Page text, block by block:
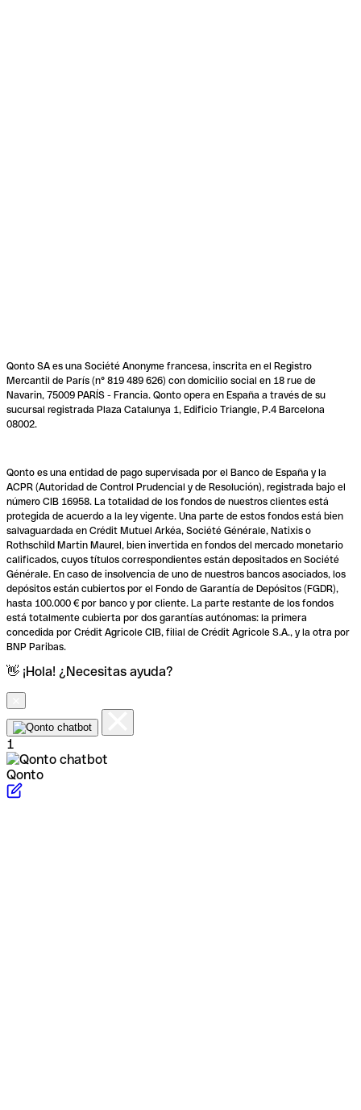
Qonto SA es una Société Anonyme francesa, inscrita en el Registro
Mercantil de París (n° 819 489 626) con domicilio social en 18 rue de
Navarin, 75009 PARÍS - Francia. Qonto opera en España a través de su
sucursal registrada Plaza Catalunya 1, Edificio Triangle, P.4 Barcelona
08002.
Qonto es una entidad de pago supervisada por el Banco de España y la
ACPR (Autoridad de Control Prudencial y de Resolución), registrada bajo el
número CIB 16958. La totalidad de los fondos de nuestros clientes está
protegida de acuerdo a la ley vigente. Una parte de estos fondos está bien
salvaguardada en Crédit Mutuel Arkéa, Société Générale, Natixis o
Rothschild Martin Maurel, bien invertida en fondos del mercado monetario
calificados, cuyos títulos correspondientes están depositados en Société
Générale. En caso de insolvencia de uno de nuestros bancos asociados, los
depósitos están cubiertos por el Fondo de Garantía de Depósitos (FGDR),
hasta 100.000 € por banco y por cliente. La parte restante de los fondos
está totalmente cubierta por dos garantías autónomas: la primera
concedida por Crédit Agricole CIB, filial de Crédit Agricole S.A., y la otra por
BNP Paribas.
👋 ¡Hola! ¿Necesitas ayuda?
1
Qonto